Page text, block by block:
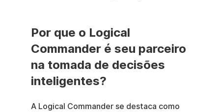
Por que o Logical
Commander é seu parceiro
na tomada de decisões
inteligentes?
A Logical Commander se destaca como